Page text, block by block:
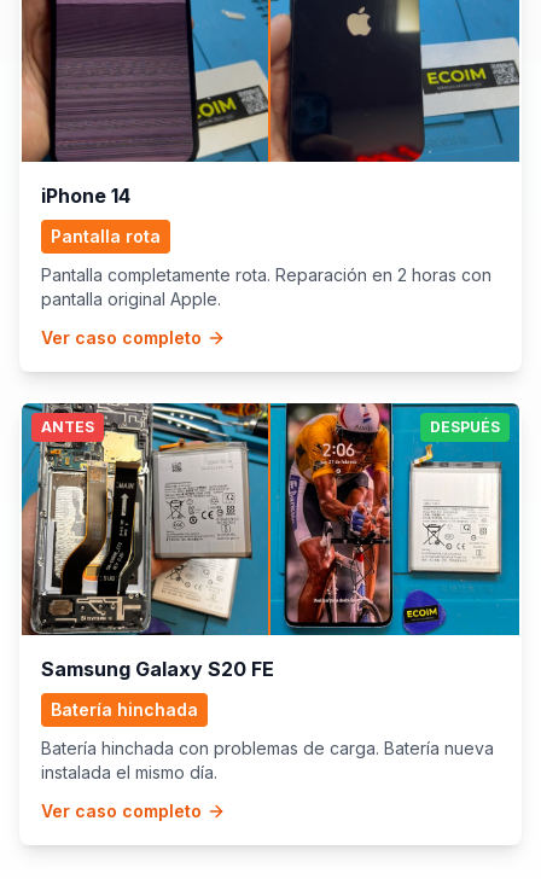
iPhone 14
Pantalla rota
Pantalla completamente rota. Reparación en 2 horas con
pantalla original Apple.
Ver caso completo
ANTES DESPUÉS
Samsung Galaxy S20 FE
Batería hinchada
Batería hinchada con problemas de carga. Batería nueva
instalada el mismo día.
Ver caso completo